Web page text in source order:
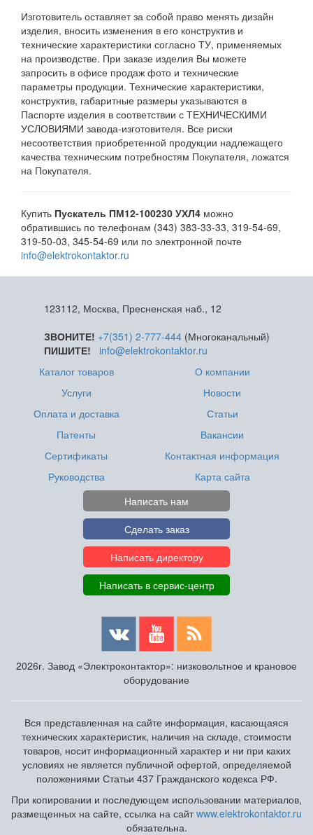
Изготовитель оставляет за собой право менять дизайн
изделия, вносить изменения в его конструктив и
технические характеристики согласно ТУ, применяемых
на производстве. При заказе изделия Вы можете
запросить в офисе продаж фото и технические
параметры продукции. Технические характеристики,
конструктив, габаритные размеры указываются в
Паспорте изделия в соответствии с ТЕХНИЧЕСКИМИ
УСЛОВИЯМИ завода-изготовителя. Все риски
несоответствия приобретенной продукции надлежащего
качества техническим потребностям Покупателя, ложатся
на Покупателя.
Купить Пускатель ПМ12-100230 УХЛ4 можно
обратившись по телефонам (343) 383-33-33, 319-54-69,
319-50-03, 345-54-69 или по электронной почте
info@elektrokontaktor.ru
123112, Москва, Пресненская наб., 12
ЗВОНИТЕ! +7(351) 2-777-444(Многоканальный)
ПИШИТЕ!
info@elektrokontaktor.ru
Каталог товаров
Услуги
Оплата и доставка
Патенты
Сертификаты
Руководства
О компании
Новости
Статьи
Вакансии
Контактная информация
Карта сайта
Написать нам
Сделать заказ
Написать директору
Написать в сервис-центр
2026г. Завод «Электроконтактор»: низковольтное и крановое
оборудование
Вся представленная на сайте информация, касающаяся
технических характеристик, наличия на складе, стоимости
товаров, носит информационный характер и ни при каких
условиях не является публичной офертой, определяемой
положениями Статьи 437 Гражданского кодекса РФ.
При копировании и последующем использовании материалов,
размещенных на сайте, ссылка на сайтwww.elektrokontaktor.ru
обязательна.